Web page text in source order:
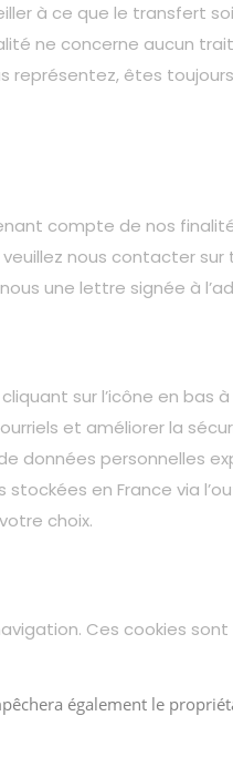
à ce que le transfert
ne concerne aucun
représentez, êtes
compte de nos
nous contacter sur
une lettre signée à
sur l’icône en bas
et améliorer la
données personnelles
en France via
choix.
Ces cookies